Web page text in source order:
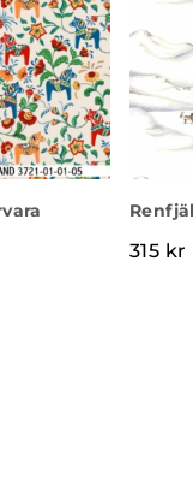
315 kr